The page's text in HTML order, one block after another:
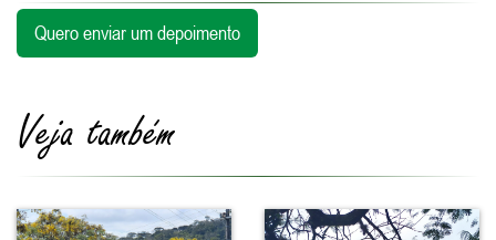
Quero enviar um depoimento
Veja também